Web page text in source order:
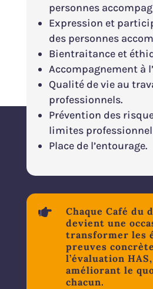
personnes
Expression et
des personnes
Bientraitance et
Accompagnement à
Qualité de vie au
professionnels.
Prévention des
limites
Place de l’entourage.

Chaque Café du
devient une
transformer les
preuves
l’évaluation
améliorant le
chacun.